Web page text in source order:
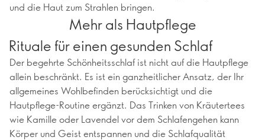
und die Haut zum Strahlen bringen.
Mehr als Hautpflege
Rituale für einen gesunden Schlaf
Der begehrte Schönheitsschlaf ist nicht auf die Hautpflege
allein beschränkt. Es ist ein ganzheitlicher Ansatz, der Ihr
allgemeines Wohlbefinden berücksichtigt und die
Hautpflege-Routine ergänzt. Das Trinken von Kräutertees
wie Kamille oder Lavendel vor dem Schlafengehen kann
Körper und Geist entspannen und die Schlafqualität